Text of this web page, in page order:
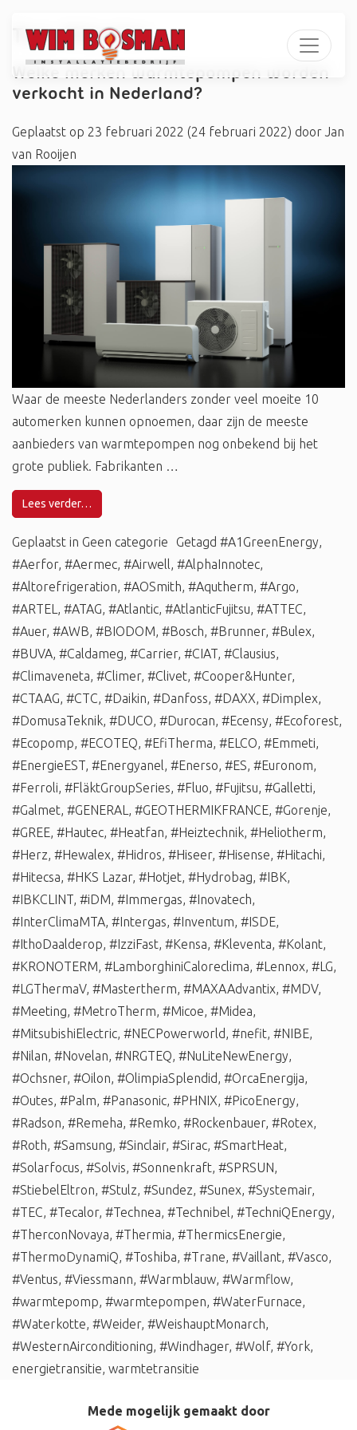
Tag:#Carrier
Welke merken warmtepompen worden
verkocht in Nederland?
Geplaatst op 23 februari 2022 (24 februari 2022) door Jan
van Rooijen
Waar de meeste Nederlanders zonder veel moeite 10
automerken kunnen opnoemen, daar zijn de meeste
aanbieders van warmtepompen nog onbekend bij het
grote publiek. Fabrikanten …
Lees verder…
Geplaatst in Geen categorie Getagd #A1GreenEnergy,
#Aerfor, #Aermec, #Airwell, #AlphaInnotec,
#Altorefrigeration, #AOSmith, #Aqutherm, #Argo,
#ARTEL , #ATAG, #Atlantic, #AtlanticFujitsu, #ATTEC,
#Auer, #AWB, #BIODOM, #Bosch, #Brunner, #Bulex,
#BUVA, #Caldameg, #Carrier, #CIAT, #Clausius,
#Climaveneta, #Climer, #Clivet, #Cooper&Hunter,
#CTAAG, #CTC, #Daikin, #Danfoss, #DAXX, #Dimplex,
#DomusaTeknik, #DUCO, #Durocan, #Ecensy, #Ecoforest,
#Ecopomp, #ECOTEQ, #EfiTherma, #ELCO, #Emmeti,
#EnergieEST, #Energyanel, #Enerso, #ES, #Euronom,
#Ferroli, #FläktGroupSeries, #Fluo, #Fujitsu, #Galletti,
#Galmet, #GENERAL , #GEOTHERMIKFRANCE, #Gorenje,
#GREE, #Hautec, #Heatfan, #Heiztechnik, #Heliotherm,
#Herz, #Hewalex, #Hidros, #Hiseer, #Hisense, #Hitachi,
#Hitecsa, #HKS Lazar, #Hotjet, #Hydrobag, #IBK,
#IBKCLINT, #iDM, #Immergas, #Inovatech,
#InterClimaMTA, #Intergas, #Inventum, #ISDE,
#IthoDaalderop, #IzziFast, #Kensa, #Kleventa, #Kolant,
#KRONOTERM, #LamborghiniCaloreclima, #Lennox, #LG,
#LGThermaV, #Mastertherm, #MAXAAdvantix, #MDV,
#Meeting, #MetroTherm, #Micoe, #Midea,
#MitsubishiElectric, #NECPowerworld, #nefit, #NIBE,
#Nilan, #Novelan, #NRGTEQ, #NuLiteNewEnergy,
#Ochsner, #Oilon, #OlimpiaSplendid, #OrcaEnergija,
#Outes, #Palm, #Panasonic, #PHNIX, #PicoEnergy,
#Radson, #Remeha, #Remko, #Rockenbauer, #Rotex,
#Roth, #Samsung, #Sinclair, #Sirac, #SmartHeat,
#Solarfocus, #Solvis, #Sonnenkraft, #SPRSUN,
#StiebelEltron, #Stulz, #Sundez, #Sunex, #Systemair,
#TEC, #Tecalor, #Technea, #Technibel, #TechniQEnergy,
#TherconNovaya, #Thermia, #ThermicsEnergie,
#ThermoDynamiQ, #Toshiba, #Trane, #Vaillant, #Vasco,
#Ventus, #Viessmann, #Warmblauw, #Warmflow,
#warmtepomp, #warmtepompen, #WaterFurnace,
#Waterkotte, #Weider, #WeishauptMonarch,
#WesternAirconditioning, #Windhager, #Wolf, #York,
energietransitie, warmtetransitie
Mede mogelijk gemaakt door